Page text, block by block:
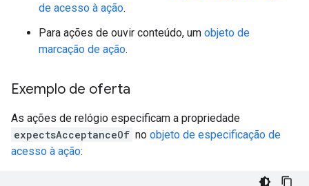
de acesso à ação.
Para ações de ouvir conteúdo, um objeto de
marcação de ação.
Exemplo de oferta
As ações de relógio especificam a propriedade
expectsAcceptanceOf no objeto de especificação de
acesso à ação: